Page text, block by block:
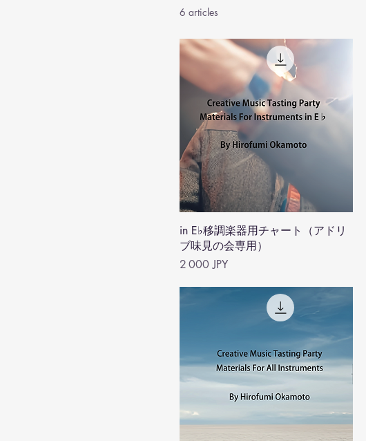
6 articles
in E♭移調楽器用チャート（アドリ
ブ味見の会専用）
Prix
2 000 JPY